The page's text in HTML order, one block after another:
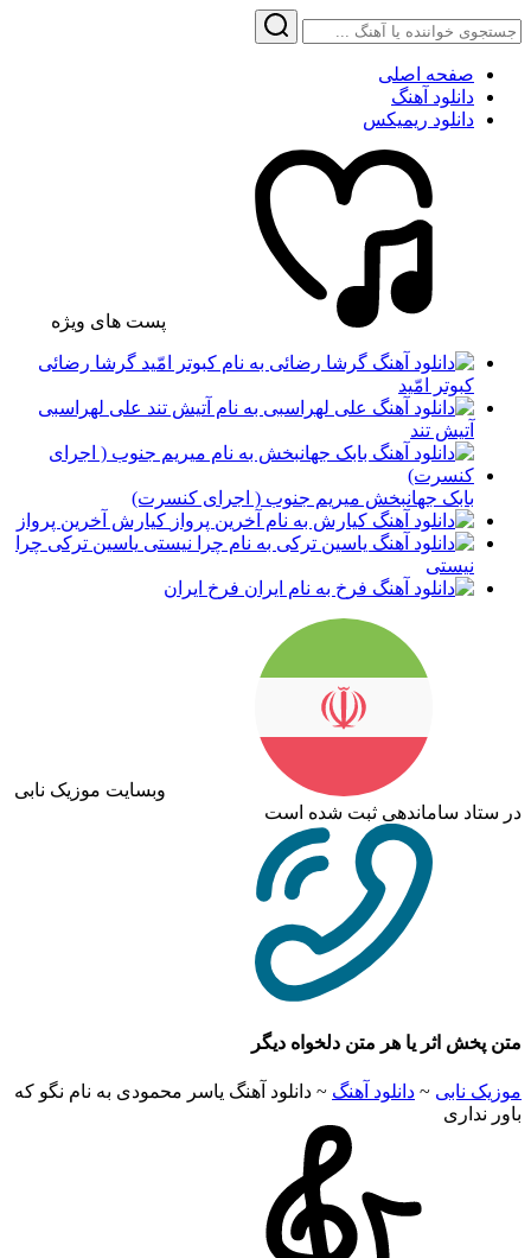
صفحه اصلی
دانلود آهنگ
دانلود ریمیکس
پست های ویژه
گرشا رضائی
کبوتر امّید
علی لهراسبی
آتیش تند
بابک جهانبخش میریم جنوب ( اجرای کنسرت)
کیارش آخرین پرواز
یاسین ترکی چرا
نیستی
فرخ ایران
وبسایت موزیک نابی
در ستاد ساماندهی ثبت شده است
متن پخش اثر یا هر متن دلخواه دیگر
موزیک نابی ~ دانلود آهنگ ~ دانلود آهنگ یاسر محمودی به نام نگو که
باور نداری